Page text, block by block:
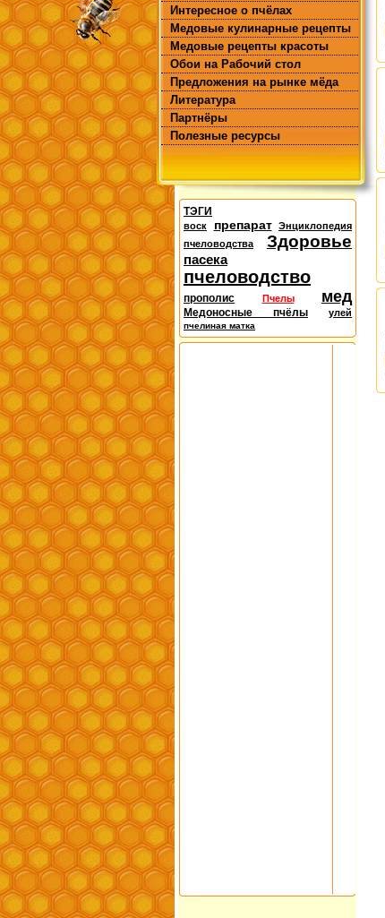
Интересное о пчёлах
Медовые кулинарные рецепты
Медовые рецепты красоты
Обои на Рабочий стол
Предложения на рынке мёда
Литература
Партнёры
Полезные ресурсы
ТЭГИ
воск препарат
Энциклопедия
пчеловодства
Здоровье
пасека
пчеловодство
прополис Пчелы мед
Медоносные пчёлы улей
пчелиная матка